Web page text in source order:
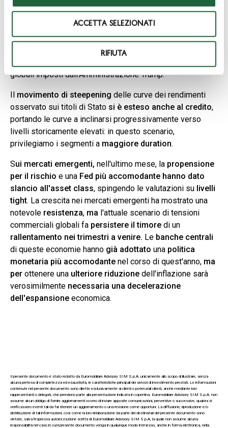
ACCETTA SELEZIONATI
RIFIUTA
un contesto di volatilità contenuta. Si conferma un
approccio quality e selettivo: l'asset class offre ancora
rendimentistoricamenteelevatied uncarry
al rischio rimangono
globali imposti dall’Amministrazione Trump.
Il movimento di steepening delle curve dei rendimenti
osservato sui titoli di Stato si è esteso anche al credito,
portando le curve a inclinarsi progressivamente verso
livelli storicamente elevati: in questo scenario,
privilegiamo i segmenti a maggiore duration.
Sui mercati emergenti, nell'ultimo mese, la propensione
per il rischio e una Fed più accomodante hanno dato
slancio all'asset class, spingendo le valutazioni su livelli
tight. La crescita nei mercati emergenti ha mostrato una
notevole resistenza, ma l'attuale scenario di tensioni
commerciali globali fa persistere il timore di un
rallentamento nei trimestri a venire. Le banche centrali
di queste economie hanno già adottato una politica
monetaria più accomodante nel corso di quest'anno, ma
per ottenere una ulteriore riduzione dell'inflazione sarà
verosimilmente necessaria una decelerazione
dell'espansione economica.
Il presente documento è stato redatto da Euromobiliare Advisory SIM S.p.A. unicamente allo scopo di illustrare, senza
alcuna pretesa di completezza ed esaustività, le caratteristiche principali dei servizi di investimento prestati. Le informazioni
contenute nel presente documento sono dirette esclusivamente ai clienti o potenziali clienti, anche mediante loro
rappresentanti o delegati, che prendono parte alla presentazione indicata in copertina. Euromobiliare Advisory SIM S.p.A. non
assume alcun obbligo di fornire aggiornamenti ovvero di inviare apposite comunicazioni, preventive o successive, qualora si
verificassero eventi tali da far ritenere un aggiornamento o una revisione come opportuni. La diffusione, riproduzione e/o
distribuzione di tali informazioni, così come la loro rielaborazione da parte dei destinatari del presente documento sono
vietate, salva l'espressa autorizzazione scritta di Euromobiliare Advisory SIM S.p.A, la quale non assume alcuna
responsabilità nel caso in cui il presente documento venga in qualunque modo immesso, anche in forma elettronica, nella